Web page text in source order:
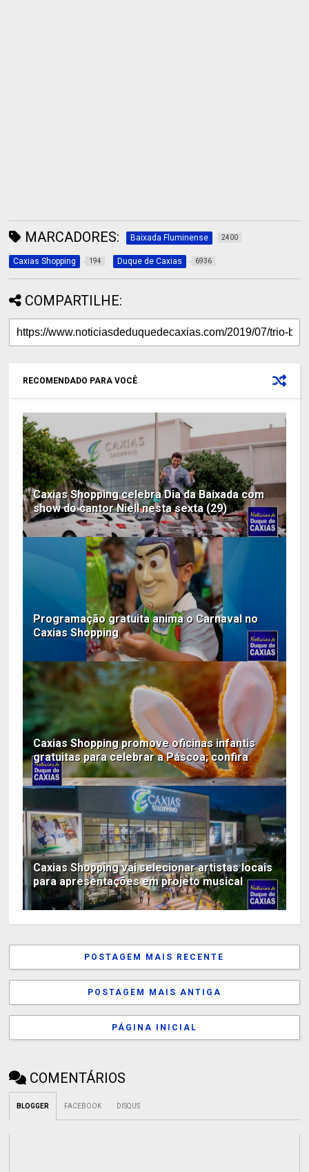
MARCADORES: Baixada Fluminense 2400
Caxias Shopping 194 Duque de Caxias 6936
COMPARTILHE:
RECOMENDADO PARA VOCÊ
Caxias Shopping celebra Dia da Baixada com
show do cantor Niell nesta sexta (29)
Programação gratuita anima o Carnaval no
Caxias Shopping
Caxias Shopping promove oficinas infantis
gratuitas para celebrar a Páscoa; confira
Caxias Shopping vai selecionar artistas locais
para apresentações em projeto musical
POSTAGEM MAIS RECENTE
POSTAGEM MAIS ANTIGA
PÁGINA INICIAL
COMENTÁRIOS
BLOGGER FACEBOOK DISQUS